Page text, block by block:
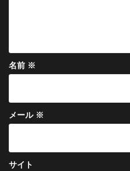
名前 ※
メール ※
サイト